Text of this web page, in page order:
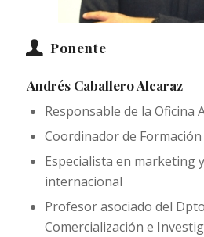
Ponente
Andrés Caballero Alcaraz
Responsable de la Oficina
Coordinador de Formación
Especialista en marketing
internacional
Profesor asociado del
Comercialización e